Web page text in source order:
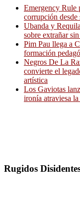
Emergency Rule
corrupción desde
Ubanda y
sobre extrañar
Pim Pau llega a
formación
Negros De La
convierte el
artística
Los Gaviotas
ironía atraviesa
Rugidos